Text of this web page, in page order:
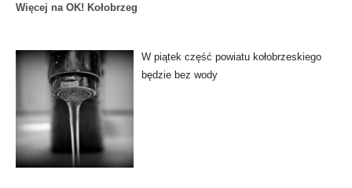
Więcej na OK! Kołobrzeg
W piątek część powiatu kołobrzeskiego
będzie bez wody